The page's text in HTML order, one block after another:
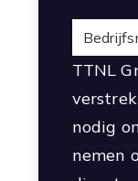
TTNL
nodig
nemen